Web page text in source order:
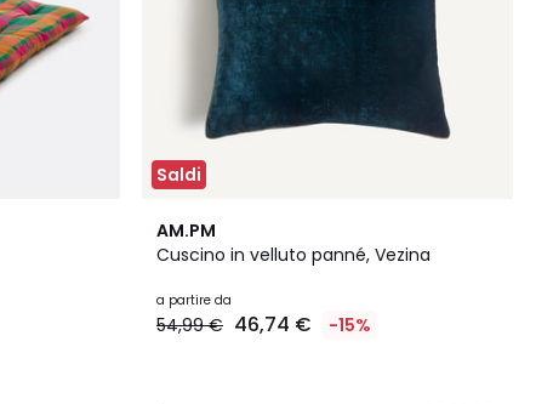
Saldi
AM.PM
Cuscino in velluto panné, Vezina
a partire da
54,99 € 46,74 € -15%
3
/
5
Colori